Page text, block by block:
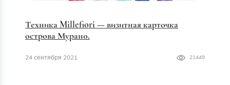
Техника Millefiori — визитная карточка
острова Мурано.
24 сентября 2021 21449